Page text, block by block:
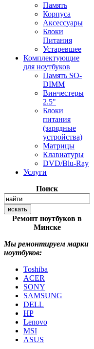
Память
Корпуса
Аксессуары
Блоки
Питания
Устаревшее
Комплектующие
для ноутбуков
Память SO-
DIMM
Винчестеры
2.5"
Блоки
питания
(зарядные
устройства)
Матрицы
Клавиатуры
DVD/Blu-Ray
Услуги
Поиск
Ремонт ноутбуков в
Минске
Мы ремонтируем марки
ноутбуков:
Toshiba
ACER
SONY
SAMSUNG
DELL
HP
Lenovo
MSI
ASUS